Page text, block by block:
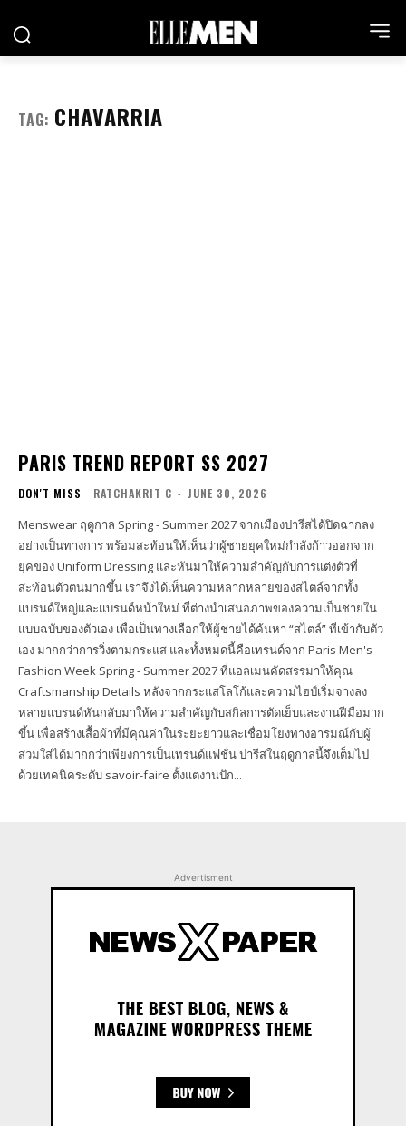
TAG: CHAVARRIA
PARIS TREND REPORT SS 2027
DON'T MISS RATCHAKRIT C - JUNE 30, 2026
Menswear ฤดูกาล Spring - Summer 2027 จากเมืองปารีสได้ปิดฉากลง
อย่างเป็นทางการ พร้อมสะท้อนให้เห็นว่าผู้ชายยุคใหม่กำลังก้าวออกจาก
ยุคของ Uniform Dressing และหันมาให้ความสำคัญกับการแต่งตัวที่
สะท้อนตัวตนมากขึ้น เราจึงได้เห็นความหลากหลายของสไตล์จากทั้ง
แบรนด์ใหญ่และแบรนด์หน้าใหม่ ที่ต่างนำเสนอภาพของความเป็นชายใน
แบบฉบับของตัวเอง เพื่อเป็นทางเลือกให้ผู้ชายได้ค้นหา “สไตล์” ที่เข้ากับตัว
เอง มากกว่าการวิ่งตามกระแส และทั้งหมดนี้คือเทรนด์จาก Paris Men's
Fashion Week Spring - Summer 2027 ที่แอลเมนคัดสรรมาให้คุณ
Craftsmanship Details หลังจากกระแสโลโก้และความไฮป์เริ่มจางลง
หลายแบรนด์หันกลับมาให้ความสำคัญกับสกิลการตัดเย็บและงานฝีมือมาก
ขึ้น เพื่อสร้างเสื้อผ้าที่มีคุณค่าในระยะยาวและเชื่อมโยงทางอารมณ์กับผู้
สวมใส่ได้มากกว่าเพียงการเป็นเทรนด์แฟชั่น ปารีสในฤดูกาลนี้จึงเต็มไป
ด้วยเทคนิคระดับ savoir-faire ตั้งแต่งานปัก...
Advertisment